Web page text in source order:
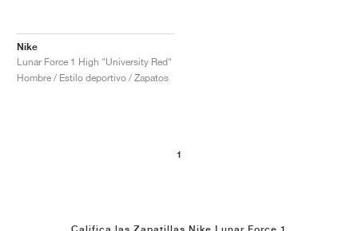
Nike
Lunar Force 1 High "University Red"
Hombre / Estilo deportivo / Zapatos
1